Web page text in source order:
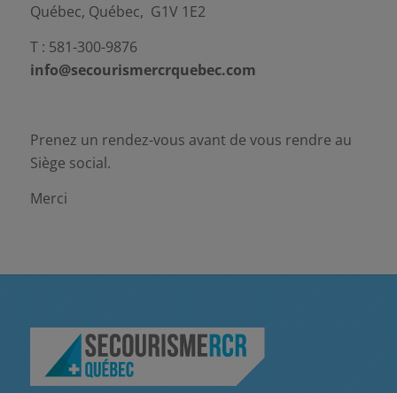
Québec, Québec, G1V 1E2
T : 581-300-9876
info@secourismercrquebec.com
Prenez un rendez-vous avant de vous rendre au
Siège social.
Merci